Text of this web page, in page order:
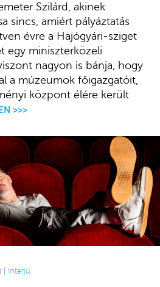
Szilárd, akinek
sincs, amiért pályáztatás
évre a Hajógyári-sziget
egy miniszterközeli
nagyon is bánja, hogy
a múzeumok főigazgatóit,
központ élére került
>>>
| Interjú